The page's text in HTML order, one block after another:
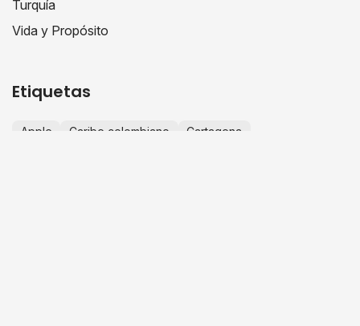
Turquía
Vida y Propósito
Etiquetas
Apple Caribe colombiano
Cartagena